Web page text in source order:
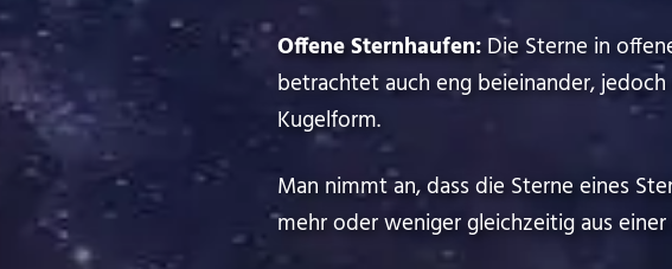
Offene Sternhaufen: Die Sterne in
betrachtet auch eng beieinander,
Kugelform.
Man nimmt an, dass die Sterne eines
mehr oder weniger gleichzeitig aus